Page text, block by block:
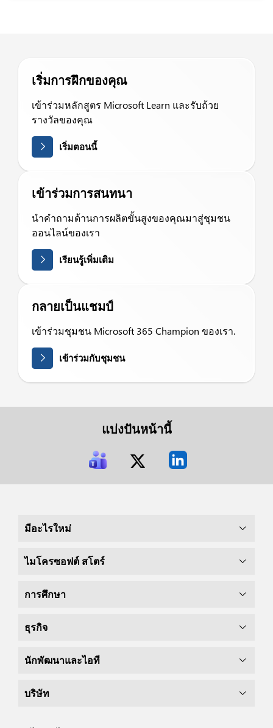
เริ่มการฝึกของคุณ
เข้าร่วมหลักสูตร Microsoft Learn และรับถ้วย
รางวัลของคุณ
เริ่มตอนนี้
เข้าร่วมการสนทนา
นำคำถามด้านการผลิตขั้นสูงของคุณมาสู่ชุมชน
ออนไลน์ของเรา
เรียนรู้เพิ่มเติม
กลายเป็นแชมป์
เข้าร่วมชุมชน Microsoft 365 Champion ของเรา.
เข้าร่วมกับชุมชน
แบ่งปันหน้านี้
มีอะไรใหม่
ไมโครซอฟต์ สโตร์
การศึกษา
ธุรกิจ
นักพัฒนาและไอที
บริษัท